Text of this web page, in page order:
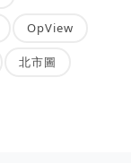
OpView
北市圖